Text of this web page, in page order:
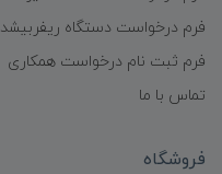
فرم درخواست دستگاه ریفربیشد
فرم ثبت نام درخواست همکاری
تماس با ما
فروشگاه